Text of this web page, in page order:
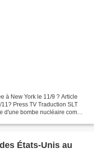
à New York le 11/9 ? Article
Press TV Traduction SLT
d'une bombe nucléaire comme
États-Unis au